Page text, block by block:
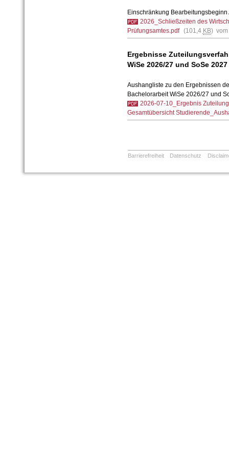
Einschränkung
2026_Schließzeiten des
Prüfungsamtes.pdf (101,4 KB) vom
Ergebnisse
WiSe 2026/27 und SoSe 2027
Aushangliste zu den Ergebnissen
Bachelorarbeit WiSe 2026/27 und
2026-07-10_Ergebnis
Gesamtübersicht
Barrierefreiheit Datenschutz